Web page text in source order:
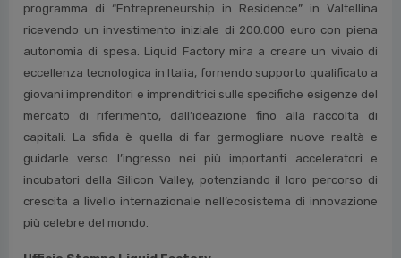
programma di “Entrepreneurship in Residence” in Valtellina
ricevendo un investimento iniziale di 200.000 euro con piena
autonomia di spesa. Liquid Factory mira a creare un vivaio di
eccellenza tecnologica in Italia, fornendo supporto qualificato a
giovani imprenditori e imprenditrici sulle specifiche esigenze del
mercato di riferimento, dall’ideazione fino alla raccolta di
capitali. La sfida è quella di far germogliare nuove realtà e
guidarle verso l’ingresso nei più importanti acceleratori e
incubatori della Silicon Valley, potenziando il loro percorso di
crescita a livello internazionale nell’ecosistema di innovazione
più celebre del mondo.